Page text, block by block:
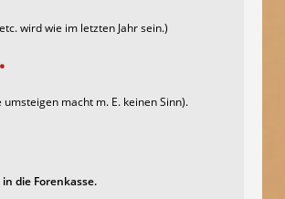
wird wie im letzten Jahr sein.)
.
macht m. E. keinen Sinn).
die Forenkasse.